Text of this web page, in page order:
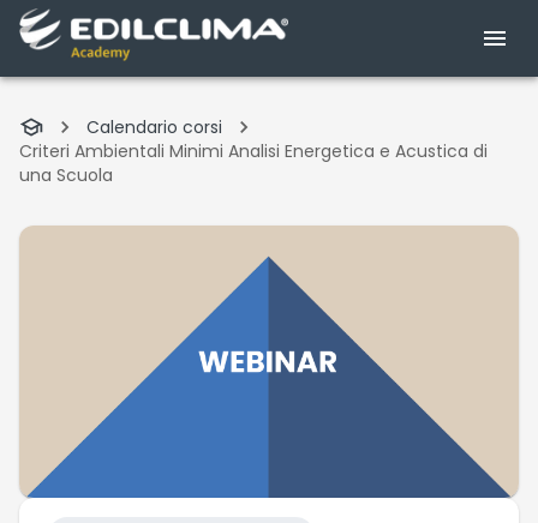
Calendario corsi
Criteri Ambientali Minimi Analisi Energetica e Acustica di
una Scuola